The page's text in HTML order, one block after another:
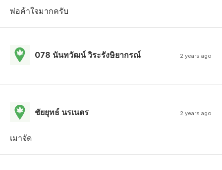
พ่อค้าใจมากครับ
078 นันทวัฒน์ วิระรังษิยากรณ์ 2 years ago
ชัยยุทธ์ นรเนตร 2 years ago
เมาจัด